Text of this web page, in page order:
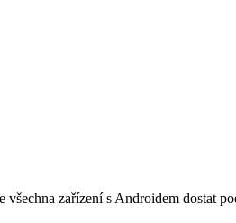
zařízení s Androidem dostat